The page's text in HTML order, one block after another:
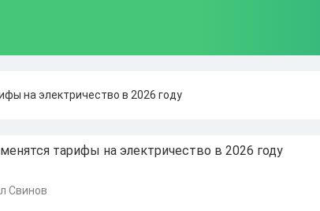
на электричество в 2026 году
Свинов